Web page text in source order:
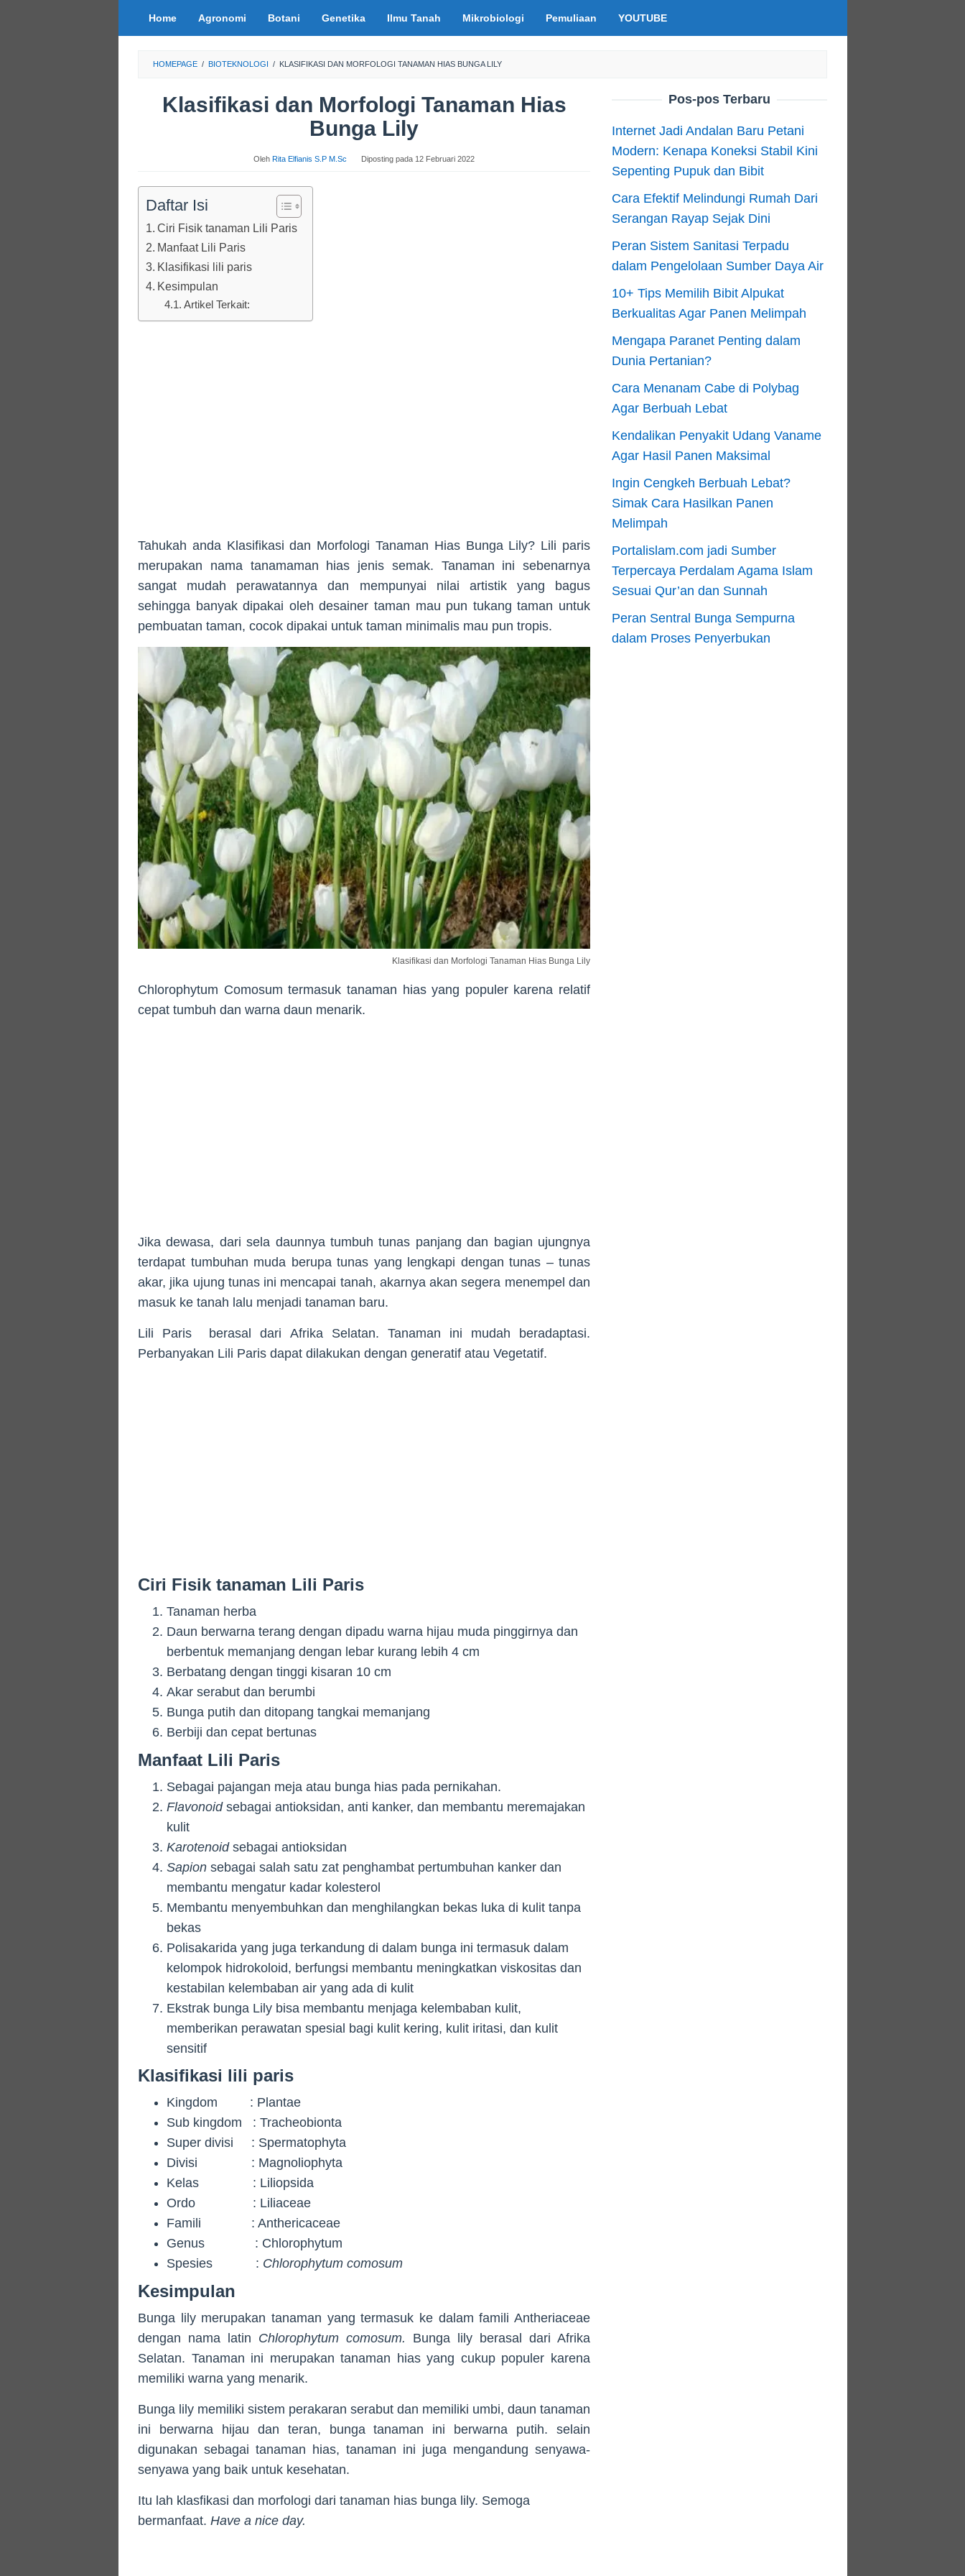
Home Agronomi Botani Genetika Ilmu Tanah Mikrobiologi Pemuliaan YOUTUBE
HOMEPAGE / BIOTEKNOLOGI / KLASIFIKASI DAN MORFOLOGI TANAMAN HIAS BUNGA LILY
Klasifikasi dan Morfologi Tanaman Hias
Bunga Lily
Oleh Rita Elfianis S.P M.Sc Diposting pada 12 Februari 2022
Daftar Isi
Ciri Fisik tanaman Lili Paris
Manfaat Lili Paris
Klasifikasi lili paris
Kesimpulan
Artikel Terkait:
Tahukah anda Klasifikasi dan Morfologi Tanaman Hias Bunga Lily? Lili paris
merupakan nama tanamaman hias jenis semak. Tanaman ini sebenarnya
sangat mudah perawatannya dan mempunyai nilai artistik yang bagus
sehingga banyak dipakai oleh desainer taman mau pun tukang taman untuk
pembuatan taman, cocok dipakai untuk taman minimalis mau pun tropis.
Klasifikasi dan Morfologi Tanaman Hias Bunga Lily
Chlorophytum Comosum termasuk tanaman hias yang populer karena relatif
cepat tumbuh dan warna daun menarik.
Jika dewasa, dari sela daunnya tumbuh tunas panjang dan bagian ujungnya
terdapat tumbuhan muda berupa tunas yang lengkapi dengan tunas – tunas
akar, jika ujung tunas ini mencapai tanah, akarnya akan segera menempel dan
masuk ke tanah lalu menjadi tanaman baru.
Lili Paris berasal dari Afrika Selatan. Tanaman ini mudah beradaptasi.
Perbanyakan Lili Paris dapat dilakukan dengan generatif atau Vegetatif.
Ciri Fisik tanaman Lili Paris
Tanaman herba
Daun berwarna terang dengan dipadu warna hijau muda pinggirnya dan
berbentuk memanjang dengan lebar kurang lebih 4 cm
Berbatang dengan tinggi kisaran 10 cm
Akar serabut dan berumbi
Bunga putih dan ditopang tangkai memanjang
Berbiji dan cepat bertunas
Manfaat Lili Paris
Sebagai pajangan meja atau bunga hias pada pernikahan.
Flavonoid sebagai antioksidan, anti kanker, dan membantu meremajakan
kulit
Karotenoid sebagai antioksidan
Sapion sebagai salah satu zat penghambat pertumbuhan kanker dan
membantu mengatur kadar kolesterol
Membantu menyembuhkan dan menghilangkan bekas luka di kulit tanpa
bekas
Polisakarida yang juga terkandung di dalam bunga ini termasuk dalam
kelompok hidrokoloid, berfungsi membantu meningkatkan viskositas dan
kestabilan kelembaban air yang ada di kulit
Ekstrak bunga Lily bisa membantu menjaga kelembaban kulit,
memberikan perawatan spesial bagi kulit kering, kulit iritasi, dan kulit
sensitif
Klasifikasi lili paris
Kingdom : Plantae
Sub kingdom : Tracheobionta
Super divisi : Spermatophyta
Divisi : Magnoliophyta
Kelas : Liliopsida
Ordo : Liliaceae
Famili : Anthericaceae
Genus : Chlorophytum
Spesies : Chlorophytum comosum
Kesimpulan
Bunga lily merupakan tanaman yang termasuk ke dalam famili Antheriaceae
dengan nama latin Chlorophytum comosum. Bunga lily berasal dari Afrika
Selatan. Tanaman ini merupakan tanaman hias yang cukup populer karena
memiliki warna yang menarik.
Bunga lily memiliki sistem perakaran serabut dan memiliki umbi, daun tanaman
ini berwarna hijau dan teran, bunga tanaman ini berwarna putih. selain
digunakan sebagai tanaman hias, tanaman ini juga mengandung senyawa-
senyawa yang baik untuk kesehatan.
Itu lah klasfikasi dan morfologi dari tanaman hias bunga lily. Semoga
bermanfaat. Have a nice day.
Pos-pos Terbaru
Internet Jadi Andalan Baru Petani
Modern: Kenapa Koneksi Stabil Kini
Sepenting Pupuk dan Bibit
Cara Efektif Melindungi Rumah Dari
Serangan Rayap Sejak Dini
Peran Sistem Sanitasi Terpadu
dalam Pengelolaan Sumber Daya Air
10+ Tips Memilih Bibit Alpukat
Berkualitas Agar Panen Melimpah
Mengapa Paranet Penting dalam
Dunia Pertanian?
Cara Menanam Cabe di Polybag
Agar Berbuah Lebat
Kendalikan Penyakit Udang Vaname
Agar Hasil Panen Maksimal
Ingin Cengkeh Berbuah Lebat?
Simak Cara Hasilkan Panen
Melimpah
Portalislam.com jadi Sumber
Terpercaya Perdalam Agama Islam
Sesuai Qur’an dan Sunnah
Peran Sentral Bunga Sempurna
dalam Proses Penyerbukan